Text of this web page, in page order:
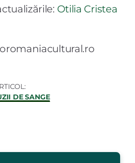
Otilia Cristea
DE SANGE